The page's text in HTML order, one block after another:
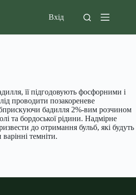
Вхід
її підгодовують фосфорними і
проводити позакореневе
бадилля 2%-вим розчином
та бордоської рідини. Надмірне
до отримання бульб, які будуть
темніти.